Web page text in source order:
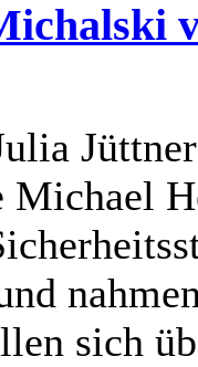
sich